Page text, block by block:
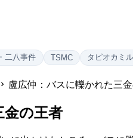
二八事件 TSMC タピオカミ
盧広仲：バスに轢かれた三
金の王者